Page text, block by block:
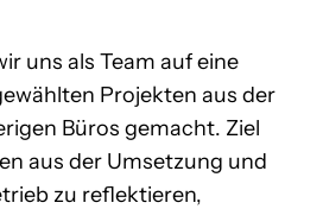
uns als Team auf eine
Projekten aus der
Büros gemacht. Ziel
aus der Umsetzung und
zu reflektieren,